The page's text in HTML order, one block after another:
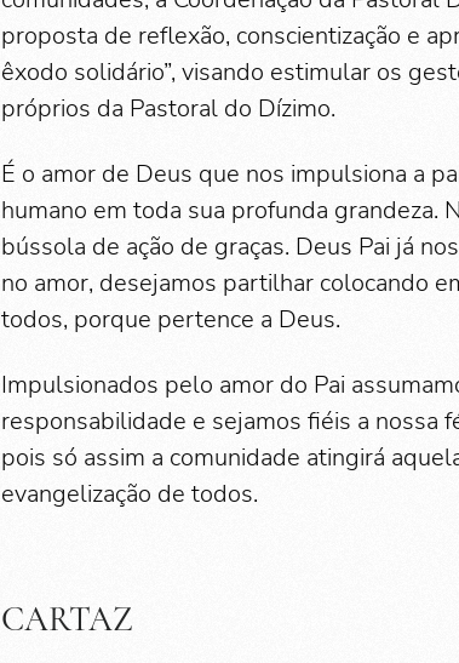
proposta de reflexão, conscientização e
êxodo solidário”, visando estimular os
próprios da Pastoral do Dízimo.
É o amor de Deus que nos impulsiona a
humano em toda sua profunda grandeza.
bússola de ação de graças. Deus Pai já
no amor, desejamos partilhar colocando
todos, porque pertence a Deus.
Impulsionados pelo amor do Pai
responsabilidade e sejamos fiéis a nossa
pois só assim a comunidade atingirá
evangelização de todos.
CARTAZ